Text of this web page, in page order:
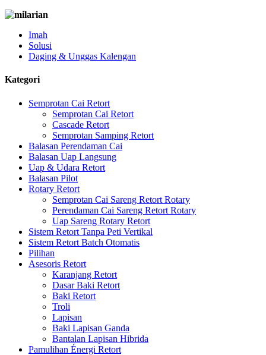
Imah
Solusi
Daging & Unggas Kalengan
Kategori
Semprotan Cai Retort
Semprotan Cai Retort
Cascade Retort
Semprotan Samping Retort
Balasan Perendaman Cai
Balasan Uap Langsung
Uap & Udara Retort
Balasan Pilot
Rotary Retort
Semprotan Cai Sareng Retort Rotary
Perendaman Cai Sareng Retort Rotary
Uap Sareng Rotary Retort
Sistem Retort Tanpa Peti Vertikal
Sistem Retort Batch Otomatis
Pilihan
Asesoris Retort
Karanjang Retort
Dasar Baki Retort
Baki Retort
Troli
Lapisan
Baki Lapisan Ganda
Bantalan Lapisan Hibrida
Pamulihan Énergi Retort